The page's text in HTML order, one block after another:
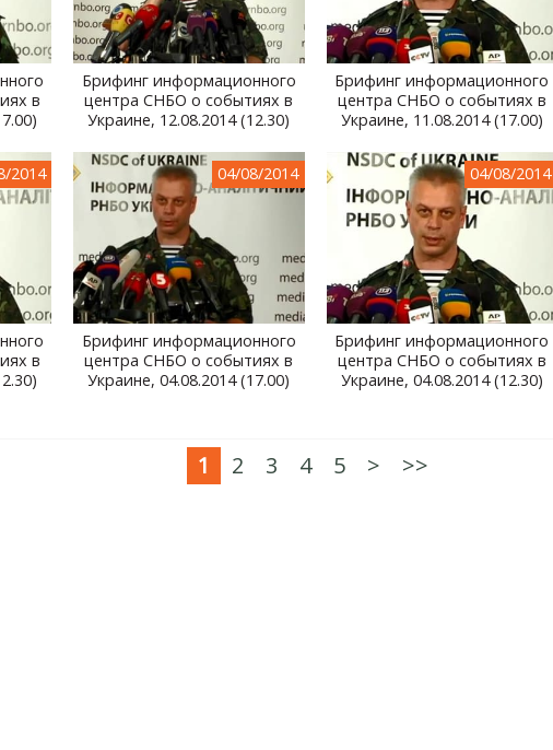
в
Брифинг информационного
центра СНБО о событиях в
Украине, 12.08.2014 (12.30)
Брифинг информационного
центра СНБО о событиях в
Украине, 11.08.2014 (17.00)
2014
в
04/08/2014
Брифинг информационного
центра СНБО о событиях в
Украине, 04.08.2014 (17.00)
04/08/2014
Брифинг информационного
центра СНБО о событиях в
Украине, 04.08.2014 (12.30)
1 2 3 4 5 > >>